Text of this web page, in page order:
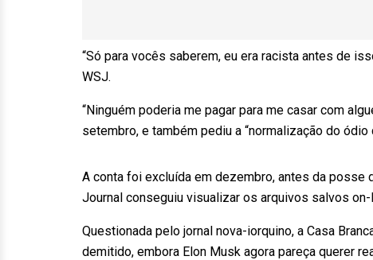
“Só para vocês saberem, eu era racista antes de
WSJ.
“Ninguém poderia me pagar para me casar com
setembro, e também pediu a “normalização do ódio
A conta foi excluída em dezembro, antes da posse
Journal conseguiu visualizar os arquivos salvos on-
Questionada pelo jornal nova-iorquino, a Casa
demitido, embora Elon Musk agora pareça querer